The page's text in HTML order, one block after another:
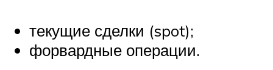
текущие сделки (spot);
форвардные операции.